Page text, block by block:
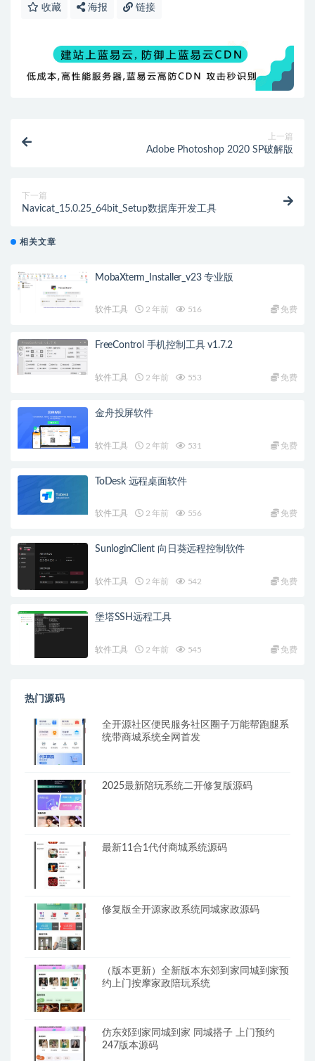
收藏 海报 链接
上一篇
Adobe Photoshop 2020 SP破解版
下一篇
Navicat_15.0.25_64bit_Setup数据库开发工具
相关文章
MobaXterm_Installer_v23 专业版
软件工具 2 年前 516 免费
FreeControl 手机控制工具 v1.7.2
软件工具 2 年前 553 免费
金舟投屏软件
软件工具 2 年前 531 免费
ToDesk 远程桌面软件
软件工具 2 年前 556 免费
SunloginClient 向日葵远程控制软件
软件工具 2 年前 542 免费
堡塔SSH远程工具
软件工具 2 年前 545 免费
热门源码
全开源社区便民服务社区圈子万能帮跑腿系
统带商城系统全网首发
2025最新陪玩系统二开修复版源码
最新11合1代付商城系统源码
修复版全开源家政系统同城家政源码
（版本更新）全新版本东郊到家同城到家预
约上门按摩家政陪玩系统
仿东郊到家同城到家 同城搭子 上门预约
247版本源码